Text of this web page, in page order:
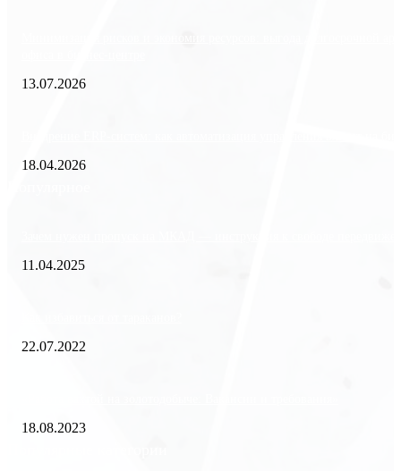
13.07.2026
18.04.2026
11.04.2025
22.07.2022
18.08.2023